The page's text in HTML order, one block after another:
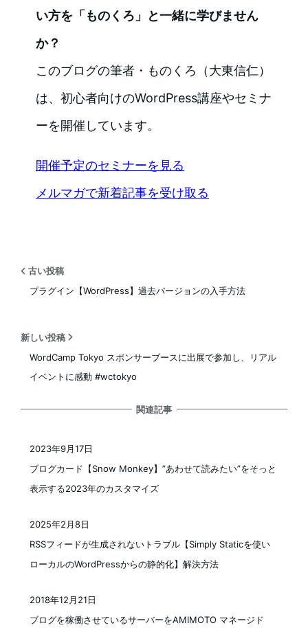
い方を「ものくろ」と一緒に学びません
か？
このブログの筆者・ものくろ（大東信仁）
は、初心者向けのWordPress講座やセミナ
ーを開催しています。
開催予定のセミナーを見る
メルマガで新着記事を受け取る
古い投稿
プラグイン【WordPress】過去バージョンの入手方法
新しい投稿
WordCamp Tokyo スポンサーブースに出展で参加し、リアル
イベントに感動 #wctokyo
関連記事
ブログカード【Snow Monkey】”あわせて読みたい”をそっと
表示する2023年のカスタマイズ
2023年9月17日
RSSフィードが生成されないトラブル【Simply Staticを使い
ローカルのWordPressからの静的化】解決方法
2025年2月8日
ブログを稼働させているサーバーをAMIMOTO マネージド
投稿日
2018年12月21日